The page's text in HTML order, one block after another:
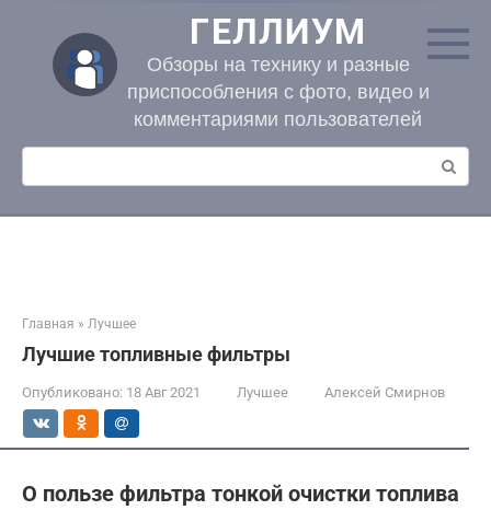
контенту
ГЕЛЛИУМ
Обзоры на технику и разные
приспособления с фото, видео и
комментариями пользователей
Поиск:
Главная » Лучшее
Лучшие топливные фильтры
Опубликовано: 18 Авг 2021 Лучшее Алексей Смирнов
О пользе фильтра тонкой очистки топлива